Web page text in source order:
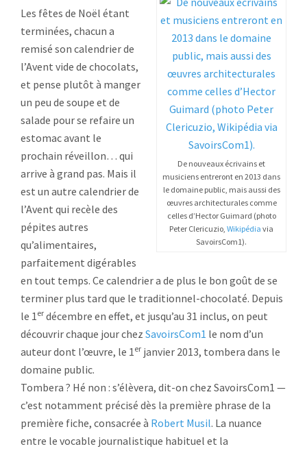
De nouveaux écrivains et
musiciens entreront en 2013 dans
le domaine public, mais aussi des
œuvres architecturales comme
celles d’Hector Guimard (photo
Peter Clericuzio, Wikipédia via
SavoirsCom1).
Les fêtes de Noël étant
terminées, chacun a
remisé son calendrier de
l’Avent vide de chocolats,
et pense plutôt à manger
un peu de soupe et de
salade pour se refaire un
estomac avant le
prochain réveillon… qui
arrive à grand pas. Mais il
est un autre calendrier de
l’Avent qui recèle des
pépites autres
qu’alimentaires,
parfaitement digérables
en tout temps. Ce calendrier a de plus le bon goût de se
terminer plus tard que le traditionnel-chocolaté. Depuis
le 1er décembre en effet, et jusqu’au 31 inclus, on peut
découvrir chaque jour chez SavoirsCom1 le nom d’un
auteur dont l’œuvre, le 1er janvier 2013, tombera dans le
domaine public.
Tombera ? Hé non : s’élèvera, dit-on chez SavoirsCom1 —
c’est notamment précisé dès la première phrase de la
première fiche, consacrée à Robert Musil. La nuance
entre le vocable journalistique habituel et la